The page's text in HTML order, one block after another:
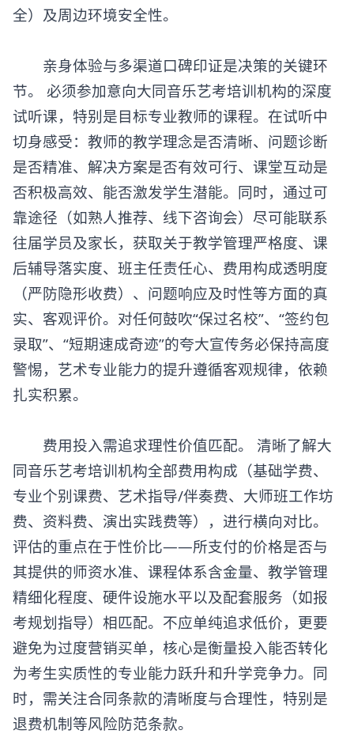
全）及周边环境安全性。
亲身体验与多渠道口碑印证是决策的关键环
节。 必须参加意向大同音乐艺考培训机构的深度
试听课，特别是目标专业教师的课程。在试听中
切身感受：教师的教学理念是否清晰、问题诊断
是否精准、解决方案是否有效可行、课堂互动是
否积极高效、能否激发学生潜能。同时，通过可
靠途径（如熟人推荐、线下咨询会）尽可能联系
往届学员及家长，获取关于教学管理严格度、课
后辅导落实度、班主任责任心、费用构成透明度
（严防隐形收费）、问题响应及时性等方面的真
实、客观评价。对任何鼓吹“保过名校”、“签约包
录取”、“短期速成奇迹”的夸大宣传务必保持高度
警惕，艺术专业能力的提升遵循客观规律，依赖
扎实积累。
费用投入需追求理性价值匹配。 清晰了解大
同音乐艺考培训机构全部费用构成（基础学费、
专业个别课费、艺术指导/伴奏费、大师班工作坊
费、资料费、演出实践费等），进行横向对比。
评估的重点在于性价比——所支付的价格是否与
其提供的师资水准、课程体系含金量、教学管理
精细化程度、硬件设施水平以及配套服务（如报
考规划指导）相匹配。不应单纯追求低价，更要
避免为过度营销买单，核心是衡量投入能否转化
为考生实质性的专业能力跃升和升学竞争力。同
时，需关注合同条款的清晰度与合理性，特别是
退费机制等风险防范条款。